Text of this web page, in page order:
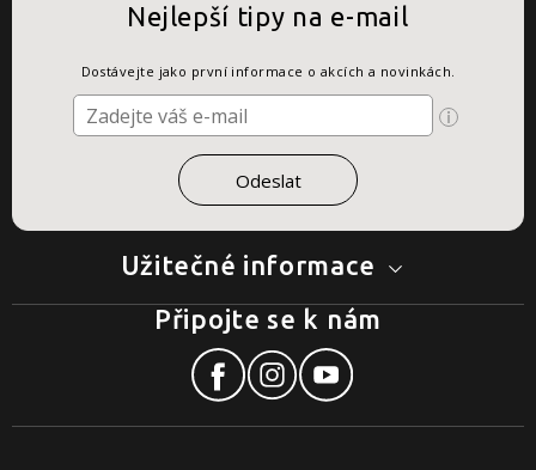
Užitečné informace
Nejlepší tipy na e-mail
Dostávejte jako první informace o akcích a novinkách.
Připojte se k nám